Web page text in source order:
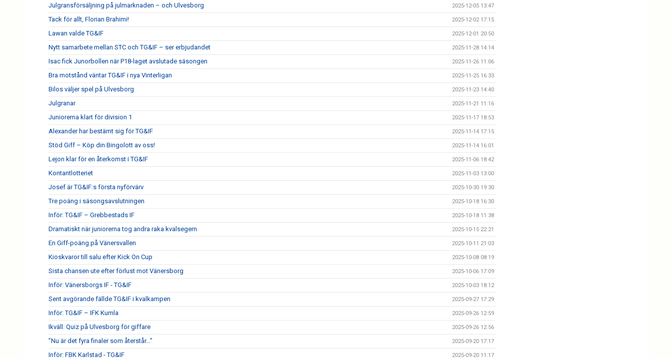
Julgransförsäljning på julmarknaden – och Ulvesborg 2025-12-05 13:47
Tack för allt, Florian Brahimi! 2025-12-02 17:15
Lawan valde TG&IF 2025-12-01 20:50
Nytt samarbete mellan STC och TG&IF – ser erbjudandet 2025-11-28 14:14
Isac fick Junorbollen när P18-laget avslutade säsongen 2025-11-26 11:06
Bra motstånd väntar TG&IF i nya Vinterligan 2025-11-25 16:33
Bilos väljer spel på Ulvesborg 2025-11-23 14:40
Julgranar 2025-11-21 11:16
Juniorerna klart för division 1 2025-11-17 18:53
Alexander har bestämt sig för TG&IF 2025-11-14 17:15
Stöd Giff – Köp din Bingolott av oss! 2025-11-14 16:01
Lejon klar för en återkomst i TG&IF 2025-11-06 18:42
Kontantlotteriet 2025-11-03 13:00
Josef är TG&IF:s första nyförvärv 2025-10-30 19:30
Tre poäng i säsongsavslutningen 2025-10-18 16:30
Inför: TG&IF – Grebbestads IF 2025-10-18 11:38
Dramatiskt när juniorerna tog andra raka kvalsegern 2025-10-15 22:21
En Giff-poäng på Vänersvallen 2025-10-11 21:03
Kioskvaror till salu efter Kick On Cup 2025-10-08 08:19
Sista chansen ute efter förlust mot Vänersborg 2025-10-06 17:09
Inför: Vänersborgs IF - TG&IF 2025-10-03 18:12
Sent avgörande fällde TG&IF i kvalkampen 2025-09-27 17:29
Inför: TG&IF – IFK Kumla 2025-09-26 12:59
Ikväll: Quiz på Ulvesborg för giffare 2025-09-26 12:56
”Nu är det fyra finaler som återstår...” 2025-09-20 17:17
Inför: FBK Karlstad - TG&IF 2025-09-20 11:17